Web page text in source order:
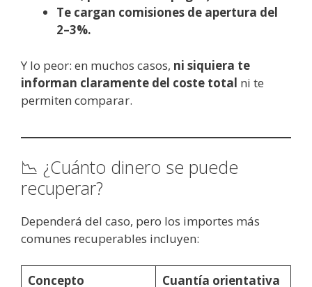
Te cargan comisiones de apertura del
2–3%.
Y lo peor: en muchos casos, ni siquiera te
informan claramente del coste total ni te
permiten comparar.
📉 ¿Cuánto dinero se puede
recuperar?
Dependerá del caso, pero los importes más
comunes recuperables incluyen:
Concepto
Cuantía orientativa